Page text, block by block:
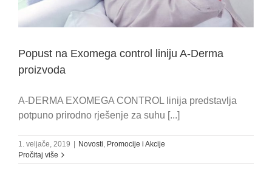
Popust na Exomega control liniju A-Derma
proizvoda
A-DERMA EXOMEGA CONTROL linija predstavlja
potpuno prirodno rješenje za suhu [...]
1. veljače, 2019 Novosti, Promocije i Akcije
Pročitaj više